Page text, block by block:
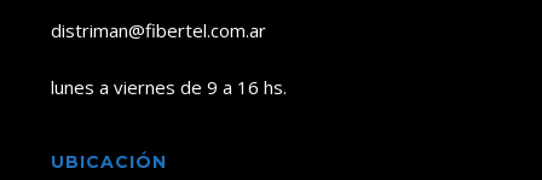
distriman@fibertel.com.ar
lunes a viernes de 9 a 16 hs.
UBICACIÓN